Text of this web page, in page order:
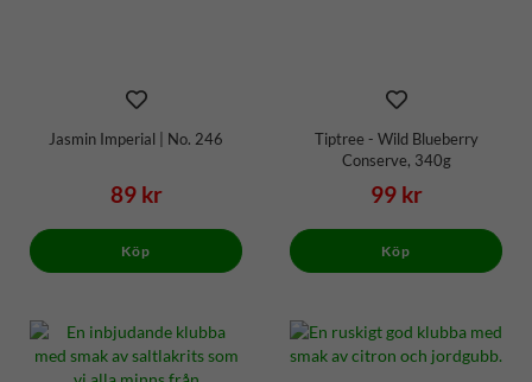
Jasmin Imperial | No. 246
89 kr
Köp
Tiptree - Wild Blueberry
Conserve, 340g
99 kr
Köp